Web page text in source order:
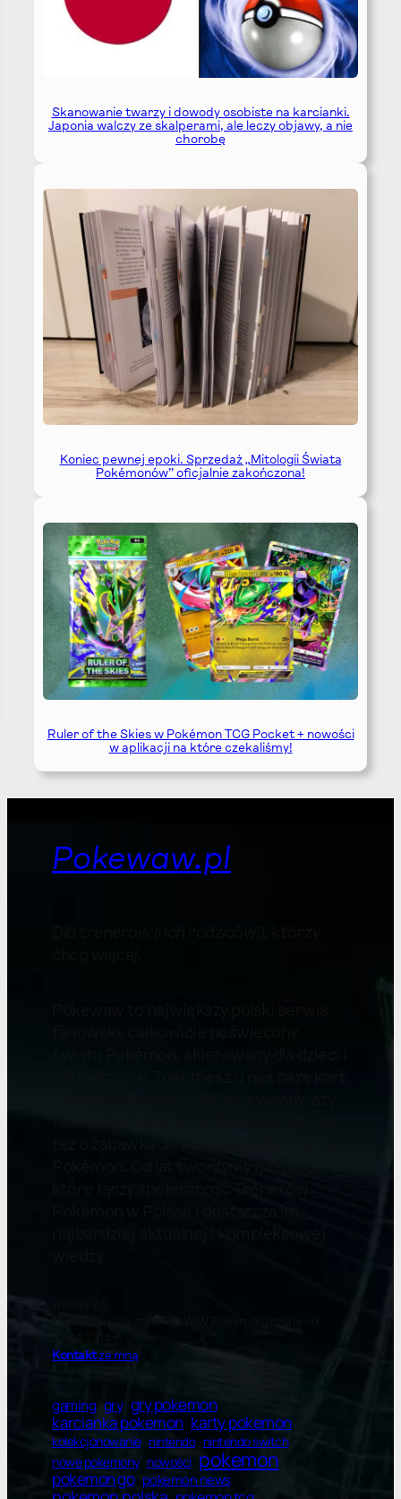
Skanowanie twarzy i dowody osobiste na karcianki.
Japonia walczy ze skalperami, ale leczy objawy, a nie
chorobę
Koniec pewnej epoki. Sprzedaż „Mitologii Świata
Pokémonów” oficjalnie zakończona!
Ruler of the Skies w Pokémon TCG Pocket + nowości
w aplikacji na które czekaliśmy!
Pokewaw.pl
Kontaktze mną
gaming gry gry pokemon
karcianka pokemon karty pokemon
kolekcjonowanie nintendo nintendo switch
nowe pokemony nowości pokemon
pokemon go pokemon news